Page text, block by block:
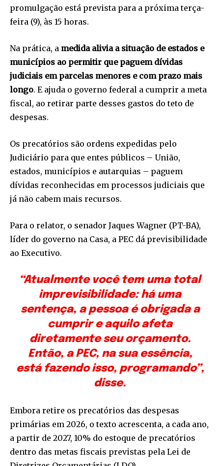
promulgação está prevista para a próxima terça-
feira (9), às 15 horas.
Na prática, a medida alivia a situação de estados e
municípios ao permitir que paguem dívidas
judiciais em parcelas menores e com prazo mais
longo. E ajuda o governo federal a cumprir a meta
fiscal, ao retirar parte desses gastos do teto de
despesas.
Os precatórios são ordens expedidas pelo
Judiciário para que entes públicos – União,
estados, municípios e autarquias – paguem
dívidas reconhecidas em processos judiciais que
já não cabem mais recursos.
Para o relator, o senador Jaques Wagner (PT-BA),
líder do governo na Casa, a PEC dá previsibilidade
ao Executivo.
“Atualmente você tem uma total
imprevisibilidade: há uma
sentença, a pessoa é obrigada a
cumprir e aquilo afeta
diretamente seu orçamento.
Então, a PEC, na sua essência,
está fazendo isso, programando”,
disse.
Embora retire os precatórios das despesas
primárias em 2026, o texto acrescenta, a cada ano,
a partir de 2027, 10% do estoque de precatórios
dentro das metas fiscais previstas pela Lei de